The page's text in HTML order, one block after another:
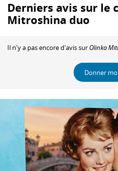
Derniers avis sur le
Mitroshina duo
Il n'y a pas encore d'avis sur Olinka
Donner